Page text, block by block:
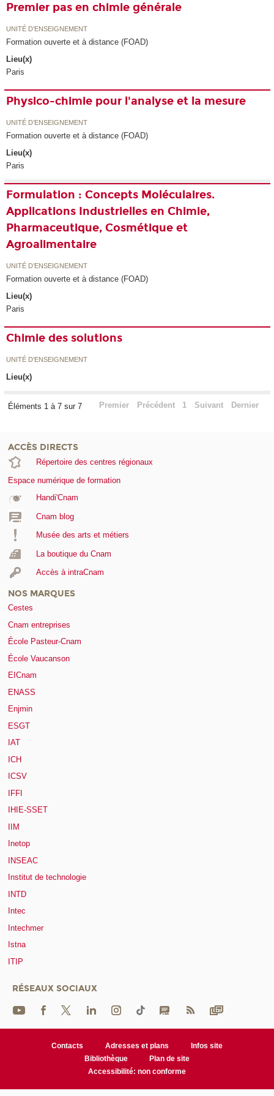
Premier pas en chimie générale
UNITÉ D’ENSEIGNEMENT
Formation ouverte et à distance (FOAD)
Lieu(x)
Paris
Physico-chimie pour l'analyse et la mesure
UNITÉ D’ENSEIGNEMENT
Formation ouverte et à distance (FOAD)
Lieu(x)
Paris
Formulation : Concepts Moléculaires.
Applications Industrielles en Chimie,
Pharmaceutique, Cosmétique et
Agroalimentaire
UNITÉ D’ENSEIGNEMENT
Formation ouverte et à distance (FOAD)
Lieu(x)
Paris
Chimie des solutions
UNITÉ D’ENSEIGNEMENT
Lieu(x)
Éléments 1 à 7 sur 7 Premier Précédent 1 Suivant Dernier
ACCÈS DIRECTS
Répertoire des centres régionaux
Espace numérique de formation
Handi'Cnam
Cnam blog
Musée des arts et métiers
La boutique du Cnam
Accès à intraCnam
NOS MARQUES
Cestes
Cnam entreprises
École Pasteur-Cnam
École Vaucanson
EICnam
ENASS
Enjmin
ESGT
IAT
ICH
ICSV
IFFI
IHIE-SSET
IIM
Inetop
INSEAC
Institut de technologie
INTD
Intec
Intechmer
Istna
ITIP
RÉSEAUX SOCIAUX
Contacts Adresses et plans
Infos site
Bibliothèque
Plan de site
Accessibilité: non conforme